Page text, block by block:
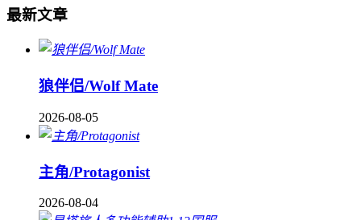
最新文章
狼伴侣/Wolf Mate
2026-08-05
主角/Protagonist
2026-08-04